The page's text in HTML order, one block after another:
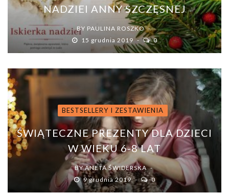
NADZIEI ANNY SZCZĘSNEJ
BY PAULINA ROSZKO
15 grudnia 2019
0
BESTSELLERY I ZESTAWIENIA
ŚWIĄTECZNE PREZENTY DLA DZIECI
W WIEKU 6-8 LAT
BYANETA ŚWIDERSKA
9 grudnia 2019
0